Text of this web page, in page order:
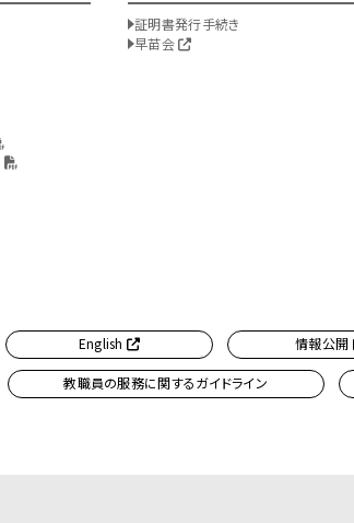
証明書発行手続き
早苗会
English 情報公開
教職員の服務に関するガイドライン